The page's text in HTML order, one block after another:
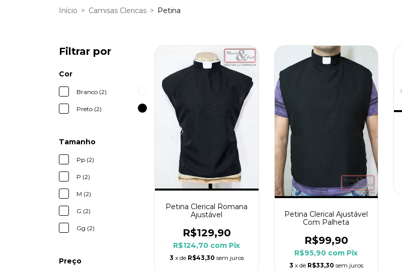
Início > Camisas Clericas > Petina
Filtrar por
Cor
Branco (2)
Preto (2)
Tamanho
Pp (2)
P (2)
M (2)
G (2)
Gg (2)
Preço
Petina Clerical Romana
Ajustável
R$129,90
R$124,70 com Pix
3 x de R$43,30 sem juros
Petina Clerical Ajustável
Com Palheta
R$99,90
R$95,90 com Pix
3 x de R$33,30 sem juros